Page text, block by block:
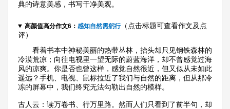
典的诗意美感，书写干净美观。
高颜值高分作文6： 感知自然需躬行（点击标题可查看作文及点
评）
看着书本中神秘美丽的热带丛林，抬头却只见钢铁森林的
冷漠荒凉；向往电视里一望无际的蔚蓝海洋，却不曾感觉过海
风的凉爽。你是否也曾这样，感觉自然很近，但又似从未如此
遥远？手机、电视、鼠标拉近了我们与自然的距离，但从那冷
冻的屏幕中，我们终究无法勾勒出自然的模样。
古人云：读万卷书、行万里路。然而人们只看到了前半句，却